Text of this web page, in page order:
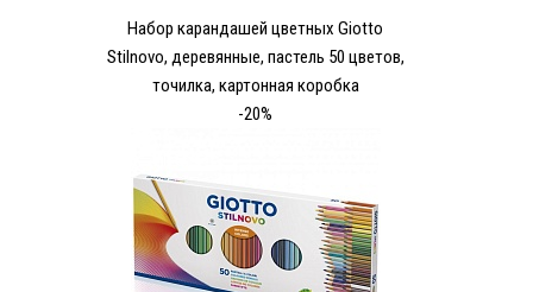
Набор карандашей цветных Giotto
Stilnovo, деревянные, пастель 50 цветов,
точилка, картонная коробка
-20%